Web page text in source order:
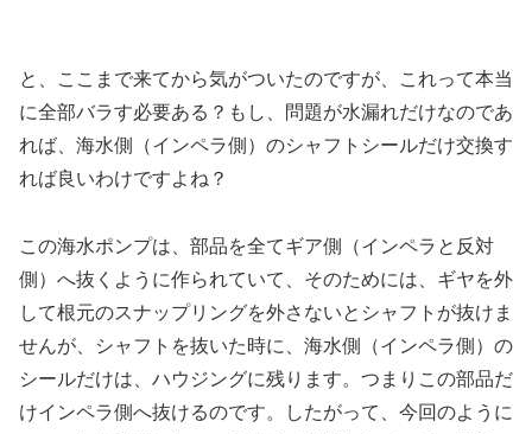
と、ここまで来てから気がついたのですが、これって本当
に全部バラす必要ある？もし、問題が水漏れだけなのであ
れば、海水側（インペラ側）のシャフトシールだけ交換す
れば良いわけですよね？
この海水ポンプは、部品を全てギア側（インペラと反対
側）へ抜くように作られていて、そのためには、ギヤを外
して根元のスナップリングを外さないとシャフトが抜けま
せんが、シャフトを抜いた時に、海水側（インペラ側）の
シールだけは、ハウジングに残ります。つまりこの部品だ
けインペラ側へ抜けるのです。したがって、今回のように